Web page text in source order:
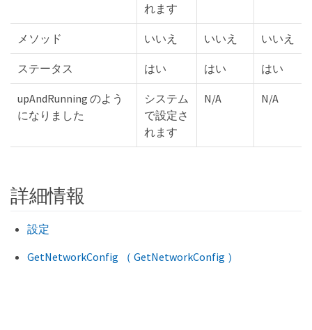
れます
メソッド いいえ いいえ いいえ
ステータス はい はい はい
upAndRunning のよう
になりました
システム
で設定さ
れます
N/A N/A
詳細情報
設定
GetNetworkConfig （ GetNetworkConfig ）